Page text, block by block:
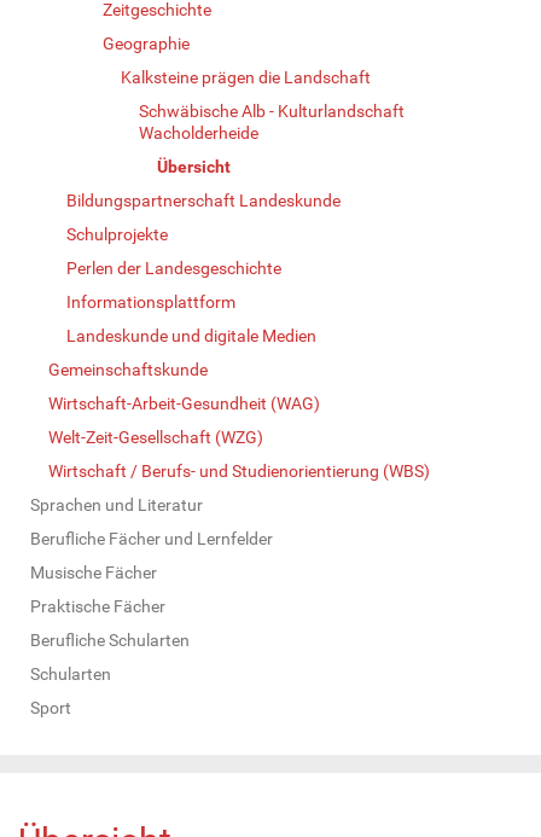
Zeitgeschichte
Geographie
Kalksteine prägen die Landschaft
Schwäbische Alb - Kulturlandschaft
Wacholderheide
Übersicht
Bildungspartnerschaft Landeskunde
Schulprojekte
Perlen der Landesgeschichte
Informationsplattform
Landeskunde und digitale Medien
Gemeinschaftskunde
Wirtschaft-Arbeit-Gesundheit (WAG)
Welt-Zeit-Gesellschaft (WZG)
Wirtschaft / Berufs- und Studienorientierung (WBS)
Sprachen und Literatur
Berufliche Fächer und Lernfelder
Musische Fächer
Praktische Fächer
Berufliche Schularten
Schularten
Sport